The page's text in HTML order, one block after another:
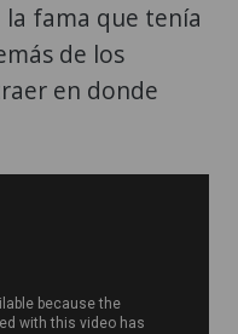
fama que tenía
de los
en donde